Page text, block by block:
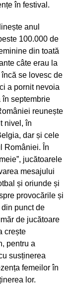
în festival.
anul
100.000 de
din toată
câte erau la
se lovesc de
a pornit nevoia
în septembrie
reunește
nivel, în
dar și cele
României. În
jucătoarele
mesajului
și oriunde și
provocările și
punct de
de jucătoare
crește
pentru a
susținerea
femeilor în
lor.